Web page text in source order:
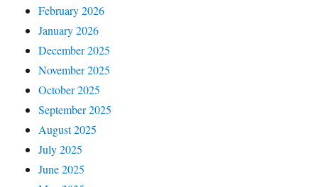
February 2026
January 2026
December 2025
November 2025
October 2025
September 2025
August 2025
July 2025
June 2025